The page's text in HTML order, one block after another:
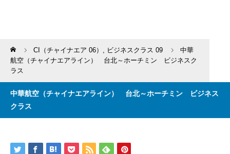
Home CI（チャイナエア 06） , ビジネスクラス 09
中華
航空（チャイナエアライン） 台北～ホーチミン ビジネスク
ラス
中華航空（チャイナエアライン） 台北～ホーチミン ビジネス
クラス